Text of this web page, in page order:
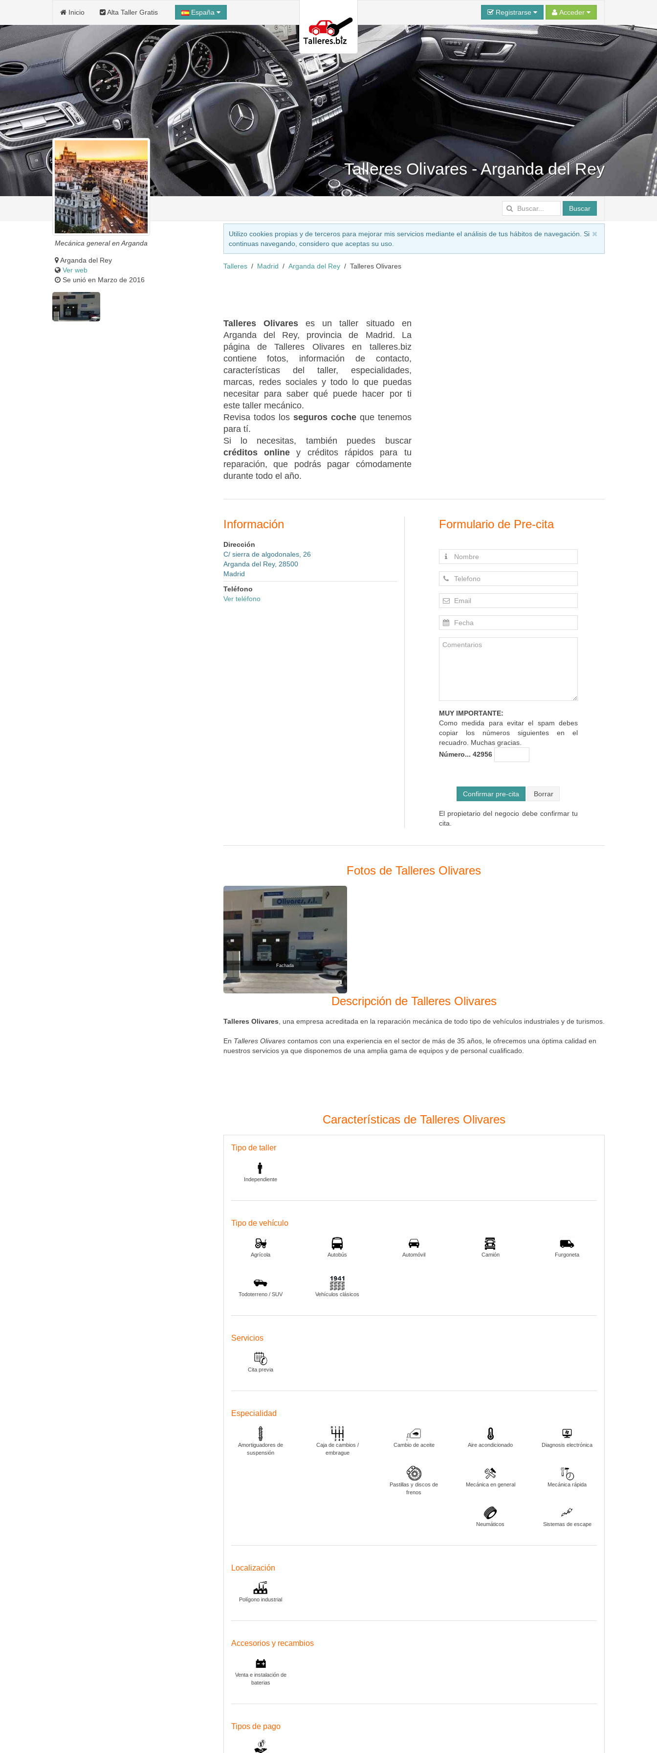
Inicio Alta Taller Gratis España Registrarse Acceder
Talleres Olivares - Arganda del Rey
Buscar
Mecánica general en Arganda
Arganda del Rey
Ver web
Se unió en Marzo de 2016
Utilizo cookies propias y de terceros para mejorar mis servicios mediante el análisis de tus hábitos de navegación. Si
continuas navegando, considero que aceptas su uso.
Talleres Madrid Arganda del Rey Talleres Olivares
Talleres Olivareses un taller situado en
Arganda del Rey, provincia de Madrid. La
página de Talleres Olivares en talleres.biz
contiene fotos, información de contacto,
características del taller, especialidades,
marcas, redes sociales y todo lo que puedas
necesitar para saber qué puede hacer por ti
este taller mecánico.
Revisa todos los seguros cocheque tenemos
para tí.
Si lo necesitas, también puedes buscar
créditos onliney créditos rápidos para tu
reparación, que podrás pagar cómodamente
durante todo el año.
Información
Dirección
C/ sierra de algodonales, 26
Arganda del Rey, 28500
Madrid
Teléfono
Ver teléfono
Formulario de Pre-cita
MUY IMPORTANTE:
Como medida para evitar el spam debes
copiar los números siguientes en el
recuadro. Muchas gracias.
Número... 42956
Confirmar pre-cita
El propietario del negocio debe confirmar tu
cita.
Fotos de Talleres Olivares
Fachada
Descripción de Talleres Olivares
Talleres Olivares , una empresa acreditada en la reparación mecánica de todo tipo de vehículos industriales y de turismos.
En Talleres Olivares contamos con una experiencia en el sector de más de 35 años, le ofrecemos una óptima calidad en
nuestros servicios ya que disponemos de una amplia gama de equipos y de personal cualificado.
Características de Talleres Olivares
Tipo de taller
Independiente
Tipo de vehículo
Agrícola Autobús Automóvil Camión Furgoneta
Todoterreno / SUV Vehículos clásicos
Servicios
Cita previa
Especialidad
Amortiguadores de
suspensión
Caja de cambios /
embrague
Cambio de aceite Aire acondicionado Diagnosis electrónica
Pastillas y discos de
frenos
Mecánica en general Mecánica rápida
Neumáticos Sistemas de escape
Localización
Polígono industrial
Accesorios y recambios
Venta e instalación de
baterias
Tipos de pago